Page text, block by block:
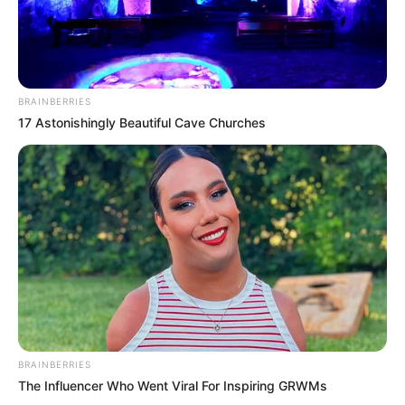
Max Chang Min’s Free Hug(Naver TV Cast | 2021), sebagai
bintang tamu
D&E Show(Naver TV Cast | 2021), sebagai bintang tamu
Update on Your Real Characters’ Taste
sebagai bintang tamu
Fact iN Star Season 2(TBS | 2021), sebagai bintang tamu
Rumor Offisherlock(YouTube | 2021), sebagai bintang tamu
TMI News Season 2(Mnet | 2021), sebagai bintang tamu
fromisoda(YouTube | 2021), sebagai anggota
Studio Moon Night(Naver TV Cast | 2021), sebagai bintang
tamu
Agit(Naver TV Cast | 2021), sebagai bintang tamu
The Silence Of IDOL(YouTube | 2020), sebagai bintang tamu
BRAINBERRIES
17 Astonishingly Beautiful Cave Churches
BRAINBERRIES
The Influencer Who Went Viral For Inspiring GRWMs